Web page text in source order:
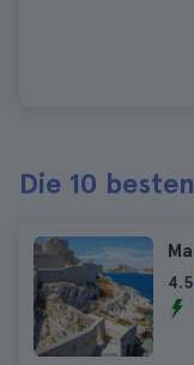
Die 10
4.5